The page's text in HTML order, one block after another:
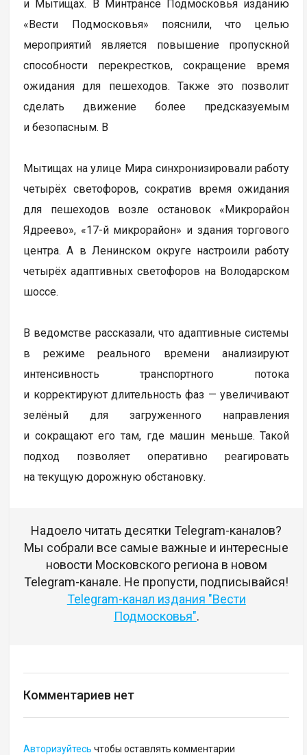
и Мытищах. В Минтрансе Подмосковья изданию
«Вести Подмосковья» пояснили, что целью
мероприятий является повышение пропускной
способности перекрестков, сокращение время
ожидания для пешеходов. Также это позволит
сделать движение более предсказуемым
и безопасным. В
Мытищах на улице Мира синхронизировали работу
четырёх светофоров, сократив время ожидания
для пешеходов возле остановок «Микрорайон
Ядреево», «17-й микрорайон» и здания торгового
центра. А в Ленинском округе настроили работу
четырёх адаптивных светофоров на Володарском
шоссе.
В ведомстве рассказали, что адаптивные системы
в режиме реального времени анализируют
интенсивность транспортного потока
и корректируют длительность фаз — увеличивают
зелёный для загруженного направления
и сокращают его там, где машин меньше. Такой
подход позволяет оперативно реагировать
на текущую дорожную обстановку.
Надоело читать десятки Telegram-каналов?
Мы собрали все самые важные и интересные
новости Московского региона в новом
Telegram-канале. Не пропусти, подписывайся!
Telegram-канал издания "Вести
Подмосковья".
Комментариев нет
Авторизуйтесь чтобы оставлять комментарии